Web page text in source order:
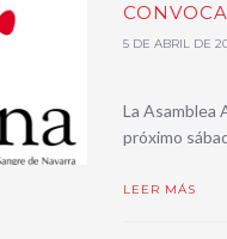
5 DE ABRIL DE
La Asamblea
próximo
LEER MÁS